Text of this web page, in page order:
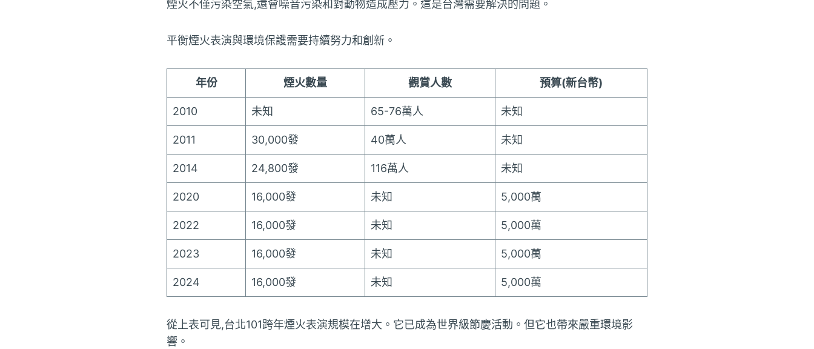
煙火不僅污染空氣,還會噪音污染和對動物造成壓力。這是台灣需要解決的問題。
平衡煙火表演與環境保護需要持續努力和創新。
年份 煙火數量 觀賞人數 預算(新台幣)
2010 未知 65-76萬人 未知
2011 30,000發 40萬人 未知
2014 24,800發 116萬人 未知
2020 16,000發 未知 5,000萬
2022 16,000發 未知 5,000萬
2023 16,000發 未知 5,000萬
2024 16,000發 未知 5,000萬
從上表可見,台北101跨年煙火表演規模在增大。它已成為世界級節慶活動。但它也帶來嚴重環境影
響。